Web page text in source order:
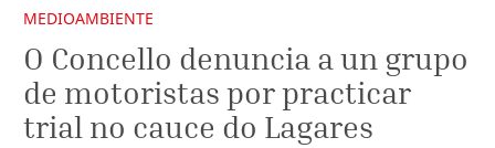
MEDIOAMBIENTE
O Concello denuncia a un grupo
de motoristas por practicar
trial no cauce do Lagares